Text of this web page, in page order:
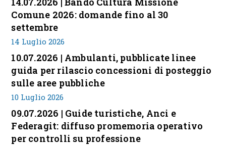
Comune 2026: domande fino al 30
settembre
14 Luglio 2026
10.07.2026 | Ambulanti, pubblicate linee
guida per rilascio concessioni di posteggio
sulle aree pubbliche
10 Luglio 2026
09.07.2026 | Guide turistiche, Anci e
Federagit: diffuso promemoria operativo
per controlli su professione